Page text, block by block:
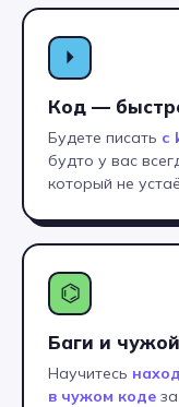
⏵
Код —
Будете писать с
будто у вас
который не
⌬
Баги и
Научитесь
в чужом коде
поступление
условиях
80%
в течение 1
Хекслет
стажировки
компаниях
в старте